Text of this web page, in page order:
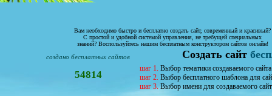
Вам необходимо быстро и бесплатно создать сайт, современный и красивый?
С простой и удобной системой управления, не требущей специальных
знаний? Воспользуйтесь нашим бесплатным конструктором сайтов онлайн!
создано бесплатных сайтов
54814
Создать сайт
шаг 1. Выбор тематики создаваемого сайта
шаг 2. Выбор бесплатного шаблона для
шаг 3.Выбор имени для создаваемого